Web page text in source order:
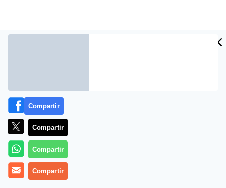
Más información
Compartir
Compartir
Compartir
Compartir